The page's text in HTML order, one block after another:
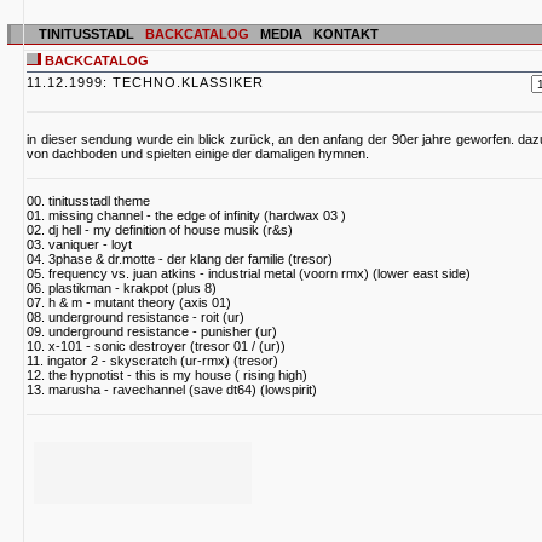
TINITUSSTADL BACKCATALOG MEDIA
KONTAKT
BACKCATALOG
11.12.1999: TECHNO.KLASSIKER
in dieser sendung wurde ein blick zurück, an den anfang der 90er jahre geworfen.
von dachboden und spielten einige der damaligen hymnen.
00. tinitusstadl theme
01. missing channel - the edge of infinity (hardwax 03 )
02. dj hell - my definition of house musik (r&s)
03. vaniquer - loyt
04. 3phase & dr.motte - der klang der familie (tresor)
05. frequency vs. juan atkins - industrial metal (voorn rmx) (lower east side)
06. plastikman - krakpot (plus 8)
07. h & m - mutant theory (axis 01)
08. underground resistance - roit (ur)
09. underground resistance - punisher (ur)
10. x-101 - sonic destroyer (tresor 01 / (ur))
11. ingator 2 - skyscratch (ur-rmx) (tresor)
12. the hypnotist - this is my house ( rising high)
13. marusha - ravechannel (save dt64) (lowspirit)